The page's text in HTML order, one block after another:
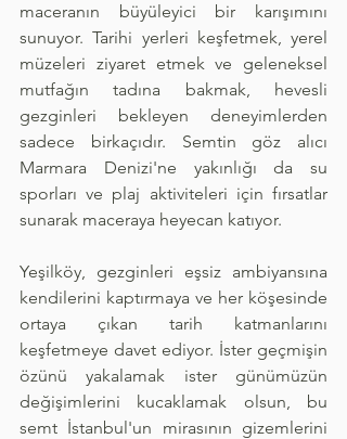
maceranın büyüleyici bir karışımını
sunuyor. Tarihi yerleri keşfetmek, yerel
müzeleri ziyaret etmek ve geleneksel
mutfağın tadına bakmak, hevesli
gezginleri bekleyen deneyimlerden
sadece birkaçıdır. Semtin göz alıcı
Marmara Denizi'ne yakınlığı da su
sporları ve plaj aktiviteleri için fırsatlar
sunarak maceraya heyecan katıyor.
Yeşilköy, gezginleri eşsiz ambiyansına
kendilerini kaptırmaya ve her köşesinde
ortaya çıkan tarih katmanlarını
keşfetmeye davet ediyor. İster geçmişin
özünü yakalamak ister günümüzün
değişimlerini kucaklamak olsun, bu
semt İstanbul'un mirasının gizemlerini